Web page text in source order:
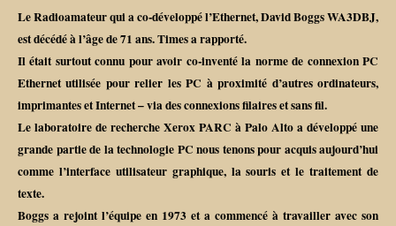
Le Radioamateur qui a co-développé l’Ethernet, David Boggs WA3DBJ,
est décédé à l’âge de 71 ans. Times a rapporté.
Il était surtout connu pour avoir co-inventé la norme de connexion PC
Ethernet utilisée pour relier les PC à proximité d’autres ordinateurs,
imprimantes et Internet – via des connexions filaires et sans fil.
Le laboratoire de recherche Xerox PARC à Palo Alto a développé une
grande partie de la technologie PC nous tenons pour acquis aujourd’hui
comme l’interface utilisateur graphique, la souris et le traitement de
texte.
Boggs a rejoint l’équipe en 1973 et a commencé à travailler avec son